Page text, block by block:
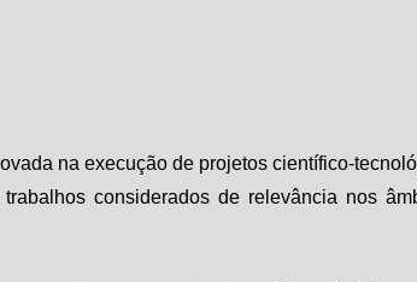
na execução de projetos científico-
considerados de relevância nos